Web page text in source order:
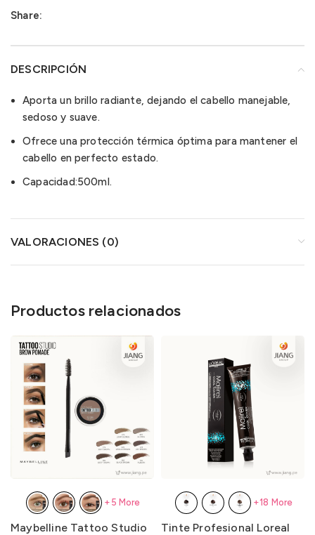
Share:
DESCRIPCIÓN
Aporta un brillo radiante, dejando el cabello manejable,
sedoso y suave.
Ofrece una protección térmica óptima para mantener el
cabello en perfecto estado.
Capacidad:500ml.
VALORACIONES (0)
Productos relacionados
Maybelline Tattoo Studio
+5 More
Tinte Profesional Loreal
+18 More